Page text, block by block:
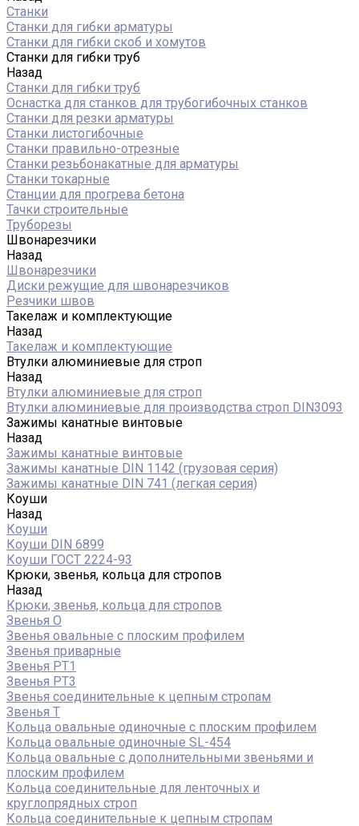
Станки
Станки для гибки арматуры
Станки для гибки скоб и хомутов
Станки для гибки труб
Назад
Станки для гибки труб
Оснастка для станков для трубогибочных станков
Станки для резки арматуры
Станки листогибочные
Станки правильно-отрезные
Станки резьбонакатные для арматуры
Станки токарные
Станции для прогрева бетона
Тачки строительные
Труборезы
Швонарезчики
Назад
Швонарезчики
Диски режущие для швонарезчиков
Резчики швов
Такелаж и комплектующие
Назад
Такелаж и комплектующие
Втулки алюминиевые для строп
Назад
Втулки алюминиевые для строп
Втулки алюминиевые для производства строп DIN3093
Зажимы канатные винтовые
Назад
Зажимы канатные винтовые
Зажимы канатные DIN 1142 (грузовая серия)
Зажимы канатные DIN 741 (легкая серия)
Коуши
Назад
Коуши
Коуши DIN 6899
Коуши ГОСТ 2224-93
Крюки, звенья, кольца для стропов
Назад
Крюки, звенья, кольца для стропов
Звенья О
Звенья овальные с плоским профилем
Звенья приварные
Звенья РТ1
Звенья РТ3
Звенья соединительные к цепным стропам
Звенья Т
Кольца овальные одиночные c плоским профилем
Кольца овальные одиночные SL-454
Кольца овальные с дополнительными звеньями и
плоским профилем
Кольца соединительные для ленточных и
круглопрядных строп
Кольца соединительные к цепным стропам